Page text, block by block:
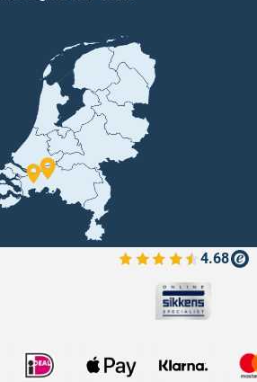
4.68
Bekijk de verfplaza